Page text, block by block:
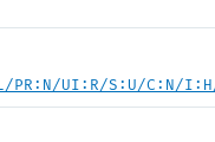
PR:N/UI:R/S:U/C:N/